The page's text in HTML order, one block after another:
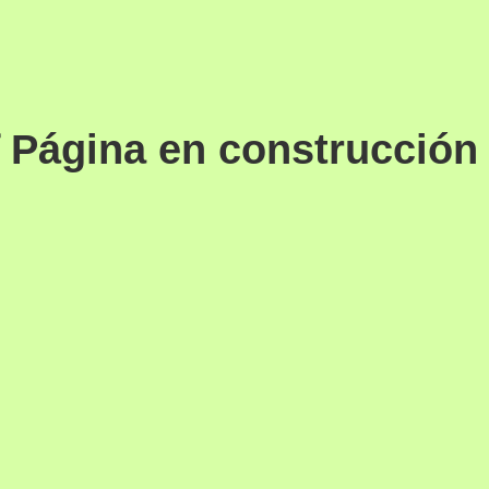
Página en construcción